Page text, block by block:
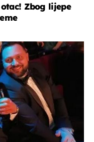
Zbog lijepe